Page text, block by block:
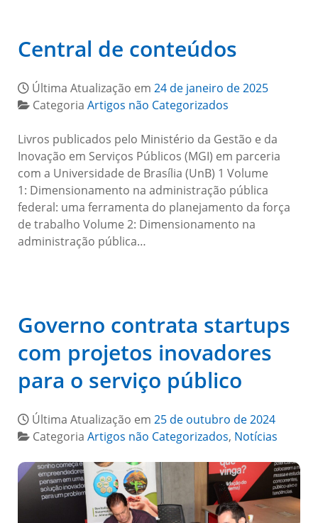
Central de conteúdos
Última Atualização em 24 de janeiro de 2025
Categoria Artigos não Categorizados
Livros publicados pelo Ministério da Gestão e da
Inovação em Serviços Públicos (MGI) em parceria
com a Universidade de Brasília (UnB) 1 Volume
1: Dimensionamento na administração pública
federal: uma ferramenta do planejamento da força
de trabalho Volume 2: Dimensionamento na
administração pública…
Governo contrata startups
com projetos inovadores
para o serviço público
Última Atualização em 25 de outubro de 2024
Categoria Artigos não Categorizados, Notícias